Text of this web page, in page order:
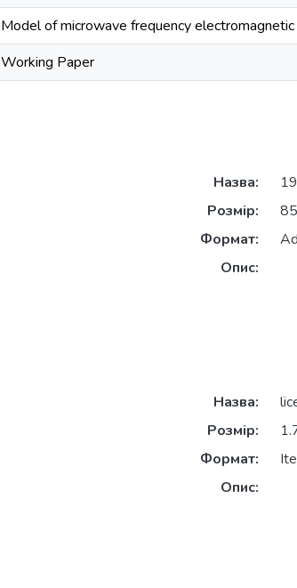
Model of microwave frequency
Working Paper
Назва:
Розмір:
Формат:
Опис:
Назва:
Розмір:
Формат:
Опис: